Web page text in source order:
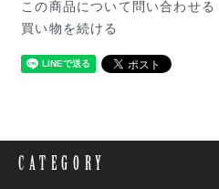
この商品について問い合わせる
買い物を続ける
CATEGORY